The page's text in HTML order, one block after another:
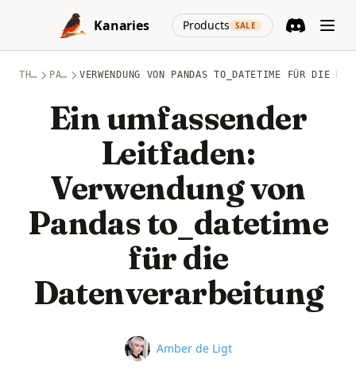
Skip to content
Kanaries
Products SALE
(opens in a
THEMEN PANDAS VERWENDUNG VON PANDAS TO_DATETIME FÜR DIE
Ein umfassender
Leitfaden:
Verwendung von
Pandas to_datetime
für die
Datenverarbeitung
Name
Amber de Ligt